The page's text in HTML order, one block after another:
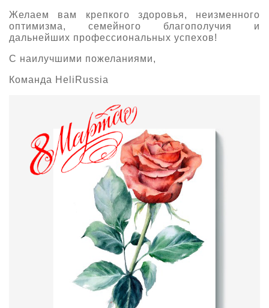
Документы
Контакты
Заочное участие
Прилет на выставку
Основные требования МВЦ «Крокус Экспо»
Место проведения HeliRussia
Для СМИ
Аккредитация прессы
Условия инфопартнёрства
Публикации о выставке
Пресс-релизы
Архив
Желаем вам крепкого здоровья, неизменного
оптимизма, семейного благополучия и
дальнейших профессиональных успехов!
С наилучшими пожеланиями,
Команда HeliRussia